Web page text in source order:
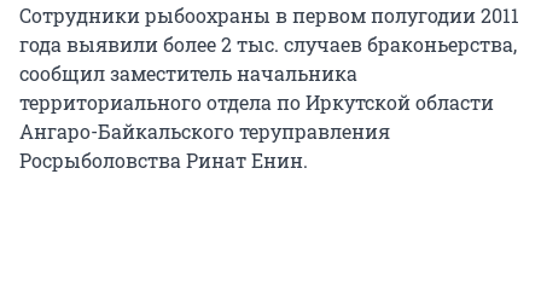
Сотрудники рыбоохраны в первом полугодии 2011
года выявили более 2 тыс. случаев браконьерства,
сообщил заместитель начальника
территориального отдела по Иркутской области
Ангаро-Байкальского теруправления
Росрыболовства Ринат Енин.